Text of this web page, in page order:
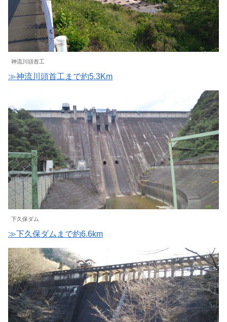
神流川頭首工
≫神流川頭首工まで約5.3Km
下久保ダム
≫下久保ダムまで約6.6km